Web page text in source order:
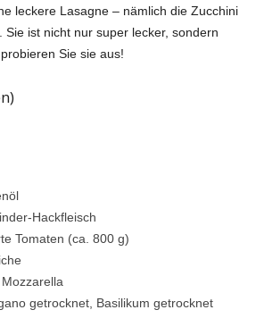
leckere Lasagne – nämlich die Zucchini
ist nicht nur super lecker, sondern
Sie sie aus!
Hackfleisch
Tomaten (ca. 800 g)
getrocknet, Basilikum getrocknet